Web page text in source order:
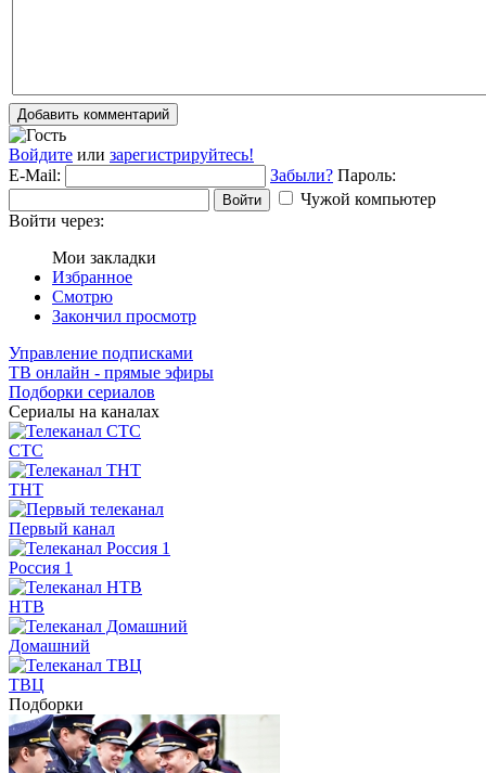
Добавить комментарий
Войдите или зарегистрируйтесь!
E-Mail:
Забыли? Пароль:
Войти
Чужой компьютер
Войти через:
Мои закладки
Избранное
Смотрю
Закончил просмотр
Управление подписками
ТВ онлайн - прямые эфиры
Подборки сериалов
Сериалы на каналах
СТС
ТНТ
Первый канал
Россия 1
НТВ
Домашний
ТВЦ
Подборки